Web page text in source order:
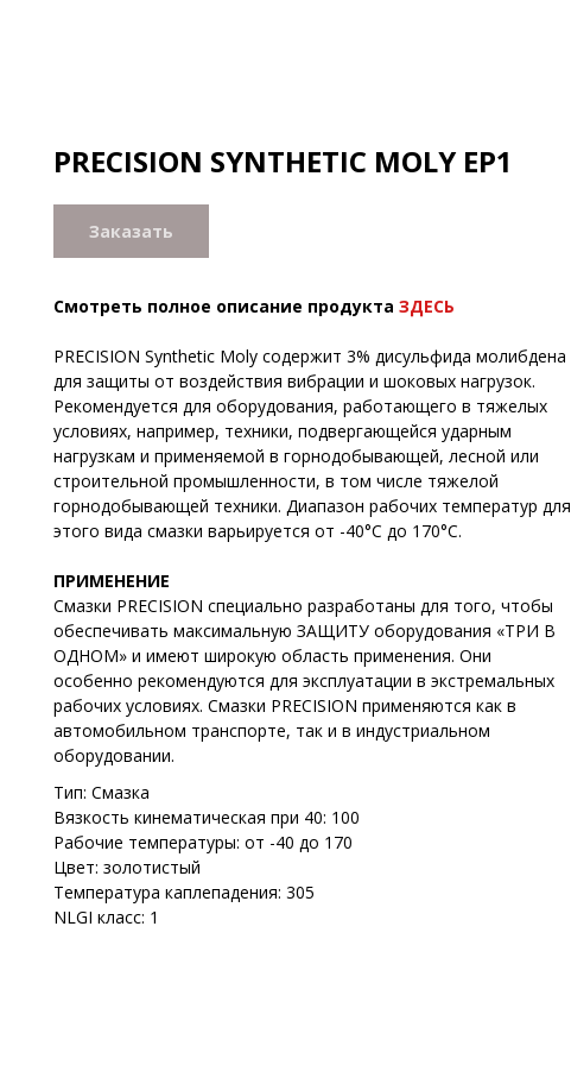
PRECISION SYNTHETIC MOLY EP1
Заказать
Смотреть полное описание продукта ЗДЕСЬ
PRECISION Synthetic Moly содержит 3% дисульфида молибдена
для защиты от воздействия вибрации и шоковых нагрузок.
Рекомендуется для оборудования, работающего в тяжелых
условиях, например, техники, подвергающейся ударным
нагрузкам и применяемой в горнодобывающей, лесной или
строительной промышленности, в том числе тяжелой
горнодобывающей техники. Диапазон рабочих температур для
этого вида смазки варьируется от -40°С до 170°С.
ПРИМЕНЕНИЕ
Смазки PRECISION специально разработаны для того, чтобы
обеспечивать максимальную ЗАЩИТУ оборудования «ТРИ В
ОДНОМ» и имеют широкую область применения. Они
особенно рекомендуются для эксплуатации в экстремальных
рабочих условиях. Смазки PRECISION применяются как в
автомобильном транспорте, так и в индустриальном
оборудовании.
Тип: Смазка
Вязкость кинематическая при 40: 100
Рабочие температуры: от -40 до 170
Цвет: золотистый
Температура каплепадения: 305
NLGI класс: 1